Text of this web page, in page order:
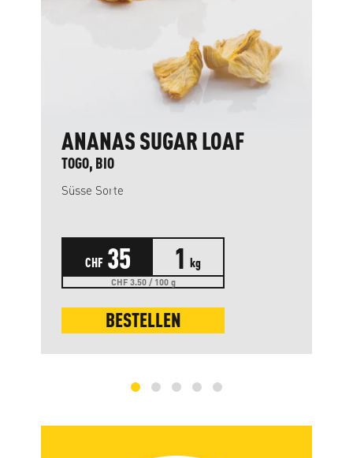
ANANAS SUGAR LOAF
TOGO, BIO
Süsse Sorte
CHF 35 1 kg
CHF 3.50 / 100 g
BESTELLEN